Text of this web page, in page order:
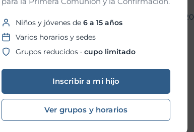
n
t
o
p
u
e
noviembre 2020
Niños y jóvenes de 6 a 15 años
Varios horarios y sedes
Grupos reducidos · cupo limitado
Inscribir a mi hijo
Ver grupos y horarios